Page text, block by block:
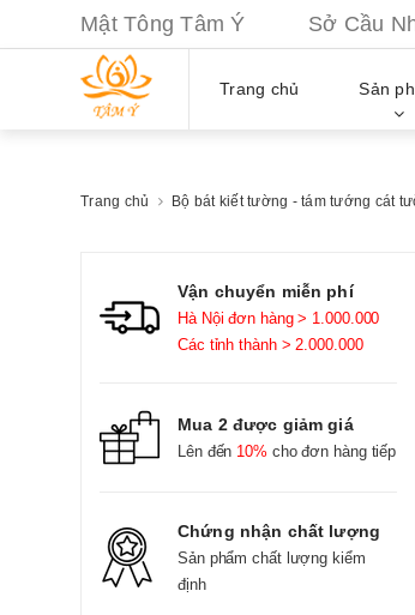
Mật Tông Tâm Ý Sở Cầu Như
Trang chủ Sản
Trang chủ Bộ bát kiết tường - tám tướng cát
Vận chuyển miễn phí
Hà Nội đơn hàng > 1.000.000
Các tỉnh thành > 2.000.000
Mua 2 được giảm giá
Lên đến 10% cho đơn hàng tiếp
Chứng nhận chất lượng
Sản phẩm chất lượng kiểm
định